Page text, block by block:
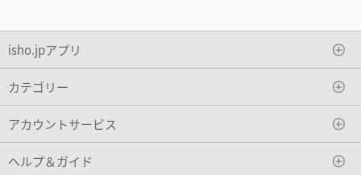
isho.jpアプリ
カテゴリー
アカウントサービス
ヘルプ＆ガイド